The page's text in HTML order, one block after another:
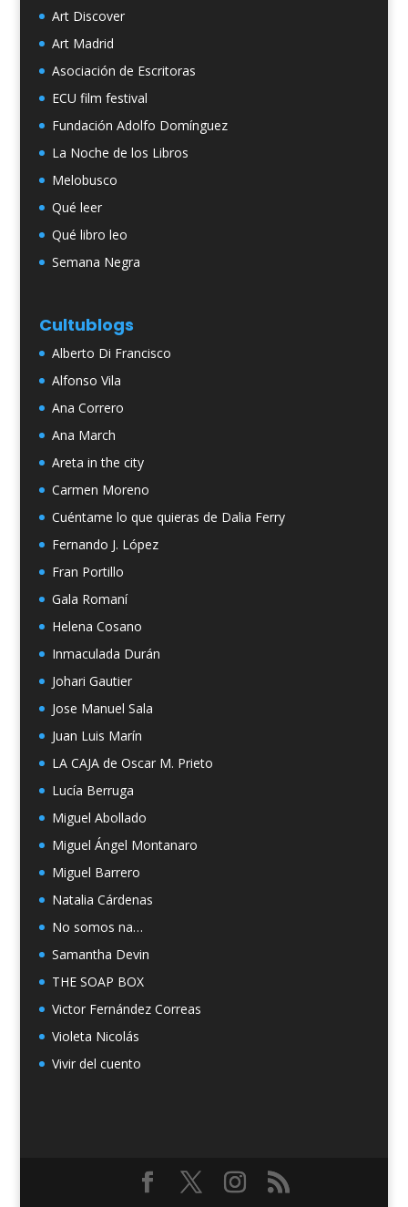
Art Discover
Art Madrid
Asociación de Escritoras
ECU film festival
Fundación Adolfo Domínguez
La Noche de los Libros
Melobusco
Qué leer
Qué libro leo
Semana Negra
Cultublogs
Alberto Di Francisco
Alfonso Vila
Ana Correro
Ana March
Areta in the city
Carmen Moreno
Cuéntame lo que quieras de Dalia Ferry
Fernando J. López
Fran Portillo
Gala Romaní
Helena Cosano
Inmaculada Durán
Johari Gautier
Jose Manuel Sala
Juan Luis Marín
LA CAJA de Oscar M. Prieto
Lucía Berruga
Miguel Abollado
Miguel Ángel Montanaro
Miguel Barrero
Natalia Cárdenas
No somos na…
Samantha Devin
THE SOAP BOX
Victor Fernández Correas
Violeta Nicolás
Vivir del cuento